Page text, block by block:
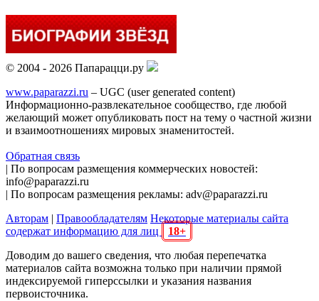
© 2004 - 2026 Папарацци.ру
www.paparazzi.ru – UGC (user generated content)
Информационно-развлекательное сообщество, где любой
желающий может опубликовать пост на тему о частной жизни
и взаимоотношениях мировых знаменитостей.
Обратная связь
| По вопросам размещения коммерческих новостей:
info@paparazzi.ru
| По вопросам размещения рекламы: adv@paparazzi.ru
Авторам | Правообладателям Некоторые материалы сайта
содержат информацию для лиц
18+
Доводим до вашего сведения, что любая перепечатка
материалов сайта возможна только при наличии прямой
индексируемой гиперссылки и указания названия
первоисточника.